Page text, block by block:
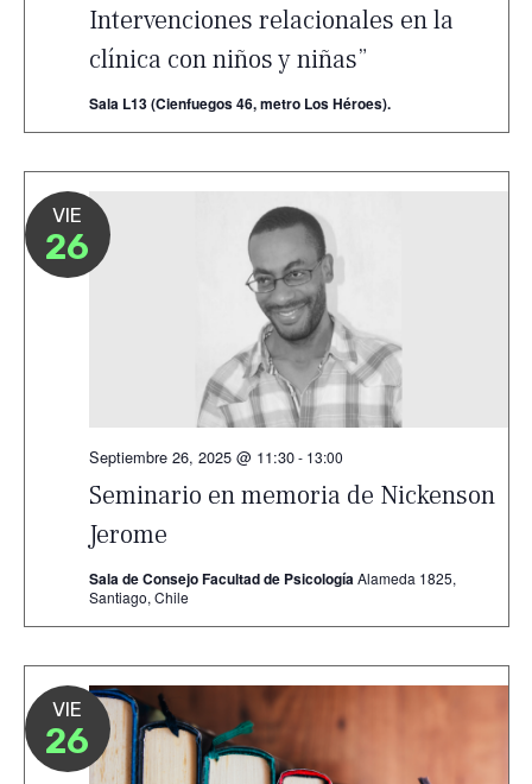
Intervenciones relacionales en la
clínica con niños y niñas”
Sala L13 (Cienfuegos 46, metro Los Héroes).
VIE
26
Seminario en memoria de Nickenson
Jerome
Septiembre 26, 2025 @ 11:30- 13:00
Sala de Consejo Facultad de PsicologíaAlameda 1825,
Santiago, Chile
VIE
26